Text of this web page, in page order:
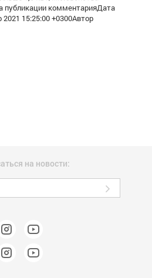
публикации комментарияДата
2021 15:25:00 +0300Автор
на новости: